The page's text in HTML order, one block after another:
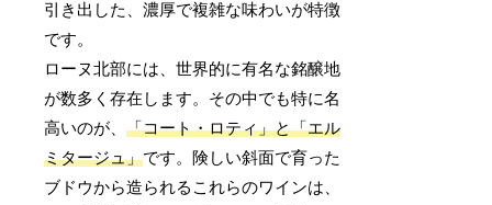
引き出した、濃厚で複雑な味わいが特徴
です。
ローヌ北部には、世界的に有名な銘醸地
が数多く存在します。その中でも特に名
高いのが、「コート・ロティ」と「エル
ミタージュ」です。険しい斜面で育った
ブドウから造られるこれらのワインは、